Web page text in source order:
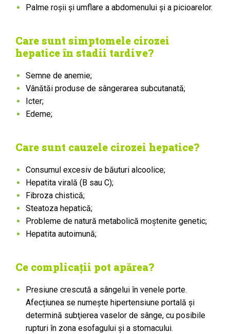
Palme roşii şi umflare a abdomenului şi a picioarelor.
Care sunt simptomele cirozei
hepatice în stadii tardive?
Semne de anemie;
Vânătăi produse de sângerarea subcutanată;
Icter;
Edeme;
Care sunt cauzele cirozei hepatice?
Consumul excesiv de băuturi alcoolice;
Hepatita virală (B sau C);
Fibroza chistică;
Steatoza hepatică;
Probleme de natură metabolică moștenite genetic;
Hepatita autoimună;
Ce complicații pot apărea?
Presiune crescută a sângelui în venele porte.
Afecțiunea se numeşte hipertensiune portală și
determină subţierea vaselor de sânge, cu posibile
rupturi în zona esofagului şi a stomacului.